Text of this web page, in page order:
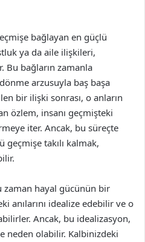
bağlayan en güçlü
ya da aile ilişkileri,
Bu bağların zamanla
arzusuyla baş başa
bir ilişki sonrası, o anların
özlem, insanı geçmişteki
iter. Ancak, bu süreçte
takılı kalmak,
zaman hayal gücünün bir
anılarını idealize edebilir ve o
Ancak, bu idealizasyon,
neden olabilir. Kalbinizdeki